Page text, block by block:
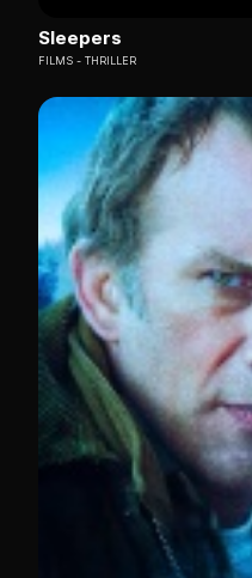
Sleepers
FILMS THRILLER